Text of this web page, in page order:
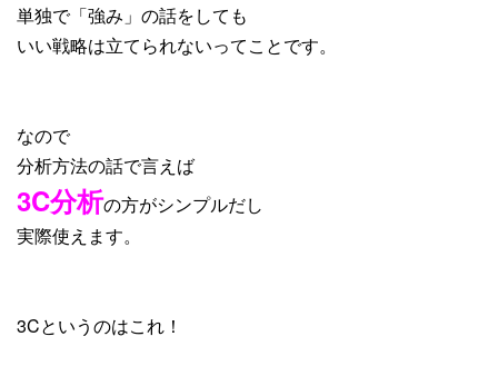
単独で「強み」の話をしても
いい戦略は立てられないってことです。
なので
分析方法の話で言えば
3C分析の方がシンプルだし
実際使えます。
3Cというのはこれ！